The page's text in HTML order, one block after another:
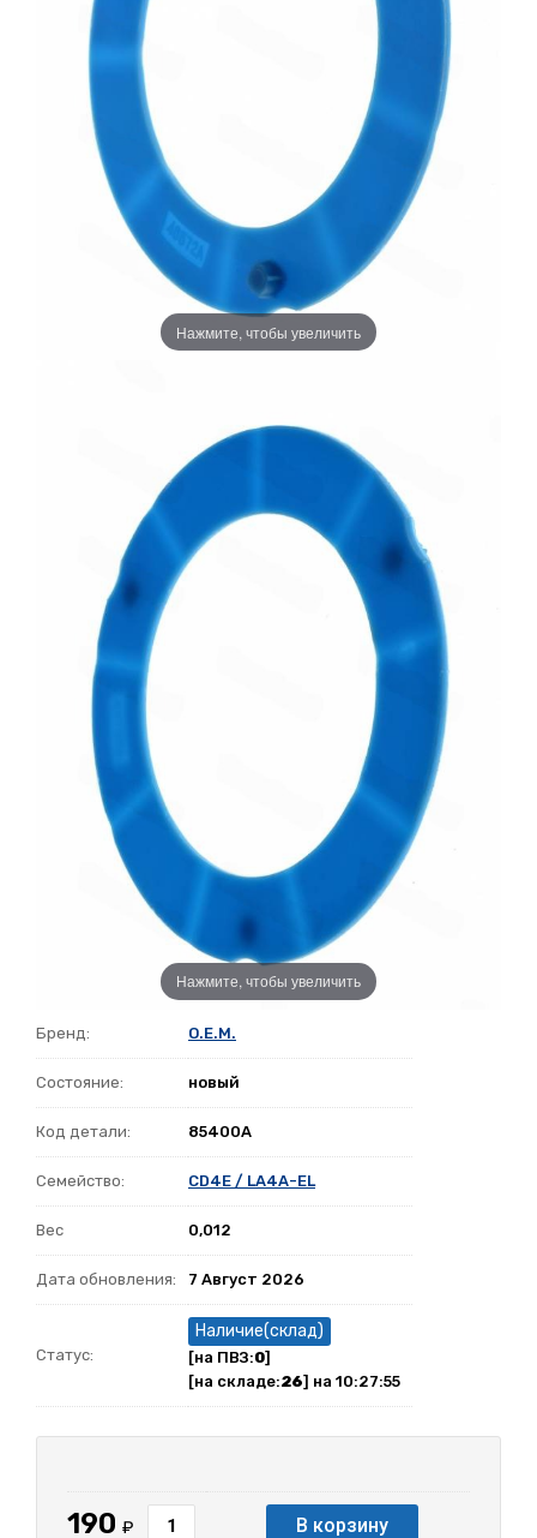
Нажмите, чтобы увеличить
Нажмите, чтобы увеличить
Бренд: O.E.M.
Состояние: новый
Код детали: 85400A
Семейство: CD4E / LA4A-EL
Вес 0,012
Дата обновления: 7 Август 2026
Статус:
Наличие(склад)
[на ПВЗ:0]
[на складе:26] на 10:27:55
190 ₽ В корзину